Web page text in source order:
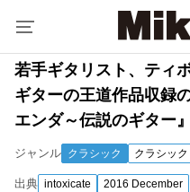
若手ギタリスト、ティ
ギターの王道作品収録
エンダ～伝説のギター』
ジャンル クラシック クラシック
出典 intoxicate 2016 December